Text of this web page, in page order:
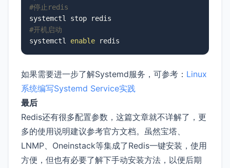
#停止redis
#开机启动
systemctl enable redis
如果需要进一步了解Systemd服务，可参考： Linux
系统编写Systemd Service实践
最后
Redis还有很多配置参数，这篇文章就不详解了，更
多的使用说明建议参考官方文档。虽然宝塔、
LNMP、Oneinstack等集成了Redis一键安装，使用
方便，但也有必要了解下手动安装方法，以便后期